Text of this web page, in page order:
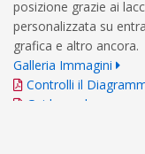
posizione grazie ai
personalizzata su
grafica e altro ancora.
Galleria Immagini
Controlli il
Guida per la